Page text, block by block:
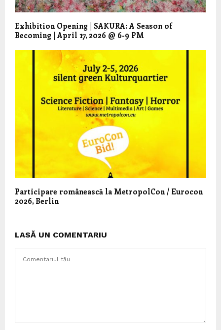
Exhibition Opening | SAKURA: A Season of
Becoming | April 17, 2026 @ 6-9 PM
Participare românească la MetropolCon / Eurocon
2026, Berlin
LASĂ UN COMENTARIU